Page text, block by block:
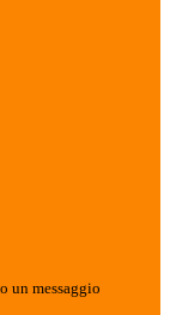
un messaggio